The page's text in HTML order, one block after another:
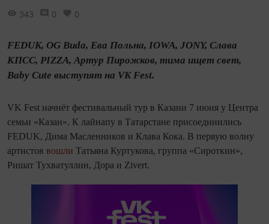
343 0 0
FEDUK, OG Buda, Ева Польна, IOWA, JONY, Слава
КПСС, PIZZA, Артур Пирожков, тима ищет свет,
Baby Cute выступят на VK Fest.
VK Fest начнёт фестивальный тур в Казани 7 июня у Центра
семьи «Казан». К лайнапу в Татарстане присоединились
FEDUK, Дима Масленников и Клава Кока. В первую волну
артистов вошли Татьяна Куртукова, группа «Сироткин»,
Ришат Тухватуллин, Дора и Zivert.